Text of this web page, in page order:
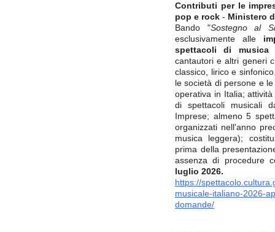
Contributi per le
pop e rock - Ministero
Bando "Sostegno al
esclusivamente alle
spettacoli di musica
cantautori e altri generi
classico, lirico e
le società di persone e
operativa in Italia;
di spettacoli musicali
Imprese; almeno 5
organizzati nell'anno
musica leggera);
prima della
assenza di procedure
luglio 2026.
https://
musicale-italiano-2026-
domande/